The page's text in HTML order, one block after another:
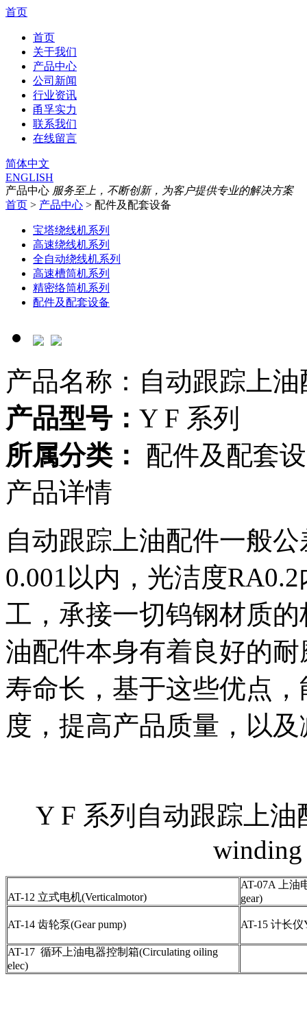
首页
首页
关于我们
产品中心
公司新闻
行业资讯
甬孚实力
联系我们
在线留言
简体中文
ENGLISH
产品中心 服务至上，不断创新，为客户提供专业的解决方案
首页 > 产品中心 > 配件及配套设备
宝塔绕线机系列
高速绕线机系列
全自动绕线机系列
高速槽筒机系列
精密络筒机系列
配件及配套设备
产品名称：自动跟踪上油
产品型号： Y F 系列
所属分类：
配件及配套
产品详情
自动跟踪上油配件一般
0.001以内，光洁度
工，承接一切钨钢材质
油配件本身有着良好的
寿命长，基于这些优点
度，提高产品质量，以
Y F 系列自动跟踪上油
winding
AT-12 立式电机(Verticalmotor)
AT-07A 上油
gear)
AT-14 齿轮泵(Gear pump) AT-15 计长仪
AT-17 循环上油电器控制箱(Circulating oiling
elec)